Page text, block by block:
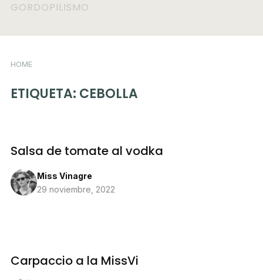
GORDOPILISMO
HOME
ETIQUETA: CEBOLLA
Salsa de tomate al vodka
Miss Vinagre
29 noviembre, 2022
Carpaccio a la MissVi